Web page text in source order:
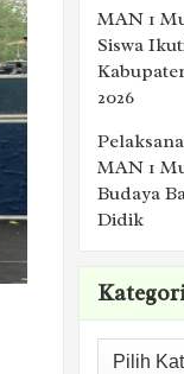
MAN 1
Siswa
2026
MAN 1
Budaya
Didik
Kategori